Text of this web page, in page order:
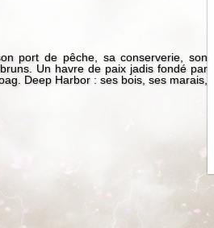
port de pêche, sa conserverie, son
Un havre de paix jadis fondé par
Deep Harbor : ses bois, ses marais,